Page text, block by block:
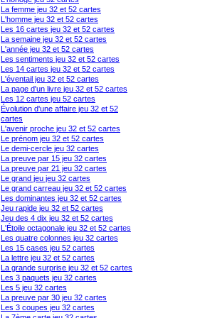
La femme jeu 32 et 52 cartes
L'homme jeu 32 et 52 cartes
Les 16 cartes jeu 32 et 52 cartes
La semaine jeu 32 et 52 cartes
L'année jeu 32 et 52 cartes
Les sentiments jeu 32 et 52 cartes
Les 14 cartes jeu 32 et 52 cartes
L'éventail jeu 32 et 52 cartes
La page d'un livre jeu 32 et 52 cartes
Les 12 cartes jeu 52 cartes
Évolution d'une affaire jeu 32 et 52
cartes
L'avenir proche jeu 32 et 52 cartes
Le prénom jeu 32 et 52 cartes
Le demi-cercle jeu 32 cartes
La preuve par 15 jeu 32 cartes
La preuve par 21 jeu 32 cartes
Le grand jeu jeu 32 cartes
Le grand carreau jeu 32 et 52 cartes
Les dominantes jeu 32 et 52 cartes
Jeu rapide jeu 32 et 52 cartes
Jeu des 4 dix jeu 32 et 52 cartes
L'Étoile octagonale jeu 32 et 52 cartes
Les quatre colonnes jeu 32 cartes
Les 15 cases jeu 52 cartes
La lettre jeu 32 et 52 cartes
La grande surprise jeu 32 et 52 cartes
Les 3 paquets jeu 32 cartes
Les 5 jeu 32 cartes
La preuve par 30 jeu 32 cartes
Les 3 coupes jeu 32 cartes